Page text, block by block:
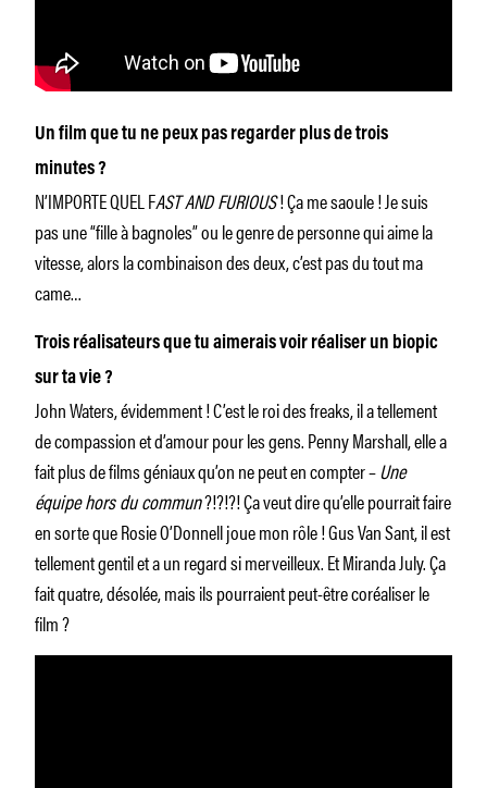
Un film que tu ne peux pas regarder plus de trois
minutes ?
N’IMPORTE QUEL FAST AND FURIOUS! Ça me saoule ! Je suis
pas une “fille à bagnoles” ou le genre de personne qui aime la
vitesse, alors la combinaison des deux, c’est pas du tout ma
came…
Trois réalisateurs que tu aimerais voir réaliser un biopic
sur ta vie ?
John Waters, évidemment ! C’est le roi des freaks, il a tellement
de compassion et d’amour pour les gens. Penny Marshall, elle a
fait plus de films géniaux qu’on ne peut en compter –Une
équipe hors du commun?!?!?! Ça veut dire qu’elle pourrait faire
en sorte que Rosie O’Donnell joue mon rôle ! Gus Van Sant, il est
tellement gentil et a un regard si merveilleux. Et Miranda July. Ça
fait quatre, désolée, mais ils pourraient peut-être coréaliser le
film ?